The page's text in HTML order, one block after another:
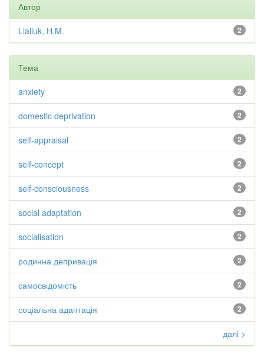
Автор
2
Lialiuk, H.M.
Тема
2
anxiety
2
domestic deprivation
2
self-appraisal
2
self-concept
2
self-consciousness
2
social adaptation
2
socialisation
2
родинна депривація
2
самосвідомість
2
соціальна адаптація
далі >